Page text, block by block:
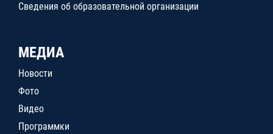
Сведения об образовательной организации
МЕДИА
Новости
Фото
Видео
Программки